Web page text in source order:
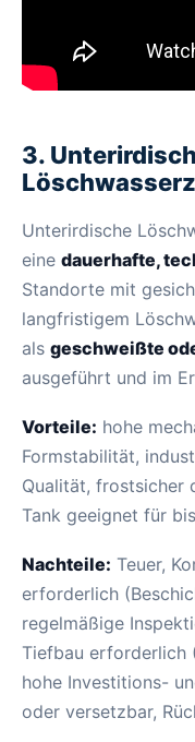
3.
Unterirdische
eine dauerhafte,
Standorte mit
langfristigem
als geschweißte
ausgeführt und im
Vorteile: hohe
Formstabilität,
Qualität, frostsicher
Tank geeignet für
Nachteile: Teuer,
erforderlich
regelmäßige
Tiefbau erforderlich
hohe Investitions-
oder versetzbar,